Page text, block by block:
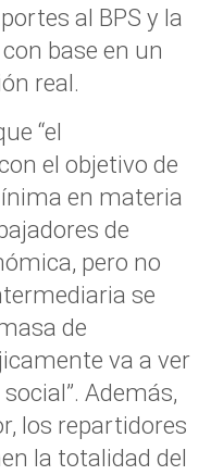
al BPS y la
base en un
real.
“el
el objetivo de
en materia
de
pero no
se
de
va a ver
Además,
los repartidores
la totalidad del